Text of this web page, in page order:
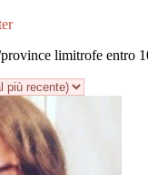
limitrofe entro